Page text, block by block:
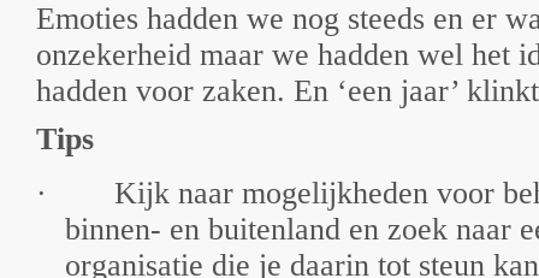
Emoties hadden we nog steeds en er
onzekerheid maar we hadden wel het
hadden voor zaken. En ‘een jaar’
Tips
·
Kijk naar mogelijkheden voor
binnen- en buitenland en zoek naar
organisatie die je daarin tot steun